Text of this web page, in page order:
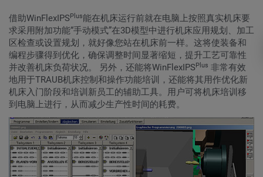
借助WinFlexIPSPlus能在机床运行前就在电脑上按照真实机床要
求采用附加功能“手动模式”在3D模型中进行机床应用规划、加工
区检查或设置规划，就好像您站在机床前一样。这将使装备和
编程步骤得到优化，确保调整时间显著缩短，提升工艺可靠性
并改善机床负荷状况。 另外，还能将WinFlexIPSPlus 非常有效
地用于TRAUB机床控制和操作功能培训，还能将其用作优化新
机床入门阶段和培训新员工的辅助工具。用户可将机床培训移
到电脑上进行，从而减少生产性时间的耗费。